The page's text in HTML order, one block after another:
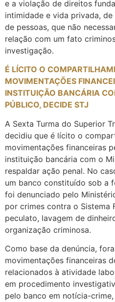
e a violação de direitos
intimidade e vida privada,
de pessoas, que não
relação com um fato
investigação.
É LÍCITO O
MOVIMENTAÇÕES
INSTITUIÇÃO BANCÁRIA
PÚBLICO, DECIDE STJ
A Sexta Turma do Superior
decidiu que é lícito o
movimentações financeiras
instituição bancária com o
respaldar ação penal. No
um banco constituído sob a
foi denunciado pelo
por crimes contra o Sistema
peculato, lavagem de
organização criminosa.
Como base da denúncia,
movimentações financeiras
relacionados à atividade
em procedimento
pelo banco em notícia-